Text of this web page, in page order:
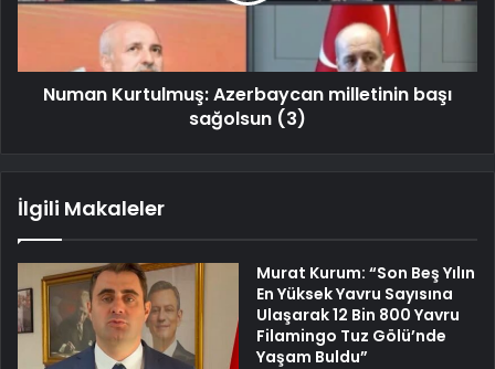
Numan Kurtulmuş: Azerbaycan milletinin başı
sağolsun (3)
İlgili Makaleler
Murat Kurum: “Son Beş Yılın
En Yüksek Yavru Sayısına
Ulaşarak 12 Bin 800 Yavru
Filamingo Tuz Gölü’nde
Yaşam Buldu”